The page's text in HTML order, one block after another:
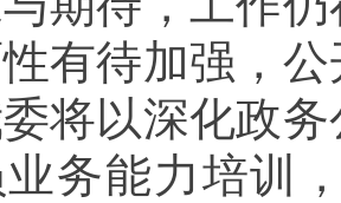
有待加强，
将以深化政
务能力培训